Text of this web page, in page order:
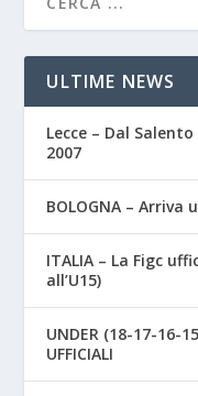
ULTIME NEWS
Lecce – Dal
2007
BOLOGNA – Arriva
ITALIA – La Figc
all’U15)
UNDER (18-17-16-
UFFICIALI